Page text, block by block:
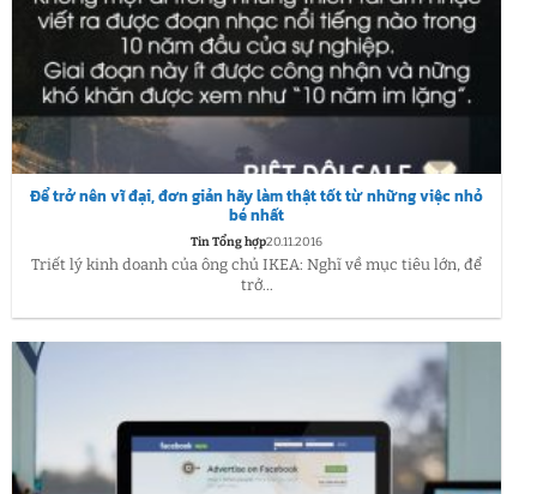
Để trở nên vĩ đại, đơn giản hãy làm thật tốt từ những việc nhỏ
bé nhất
Tin Tổng hợp20.11.2016
Triết lý kinh doanh của ông chủ IKEA: Nghĩ về mục tiêu lớn, để
trở...